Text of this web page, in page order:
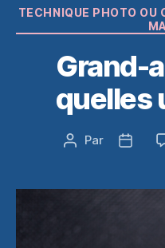
TECHNIQUE PHOTO OU
Grand-
quelles
Auteur
Par
Date